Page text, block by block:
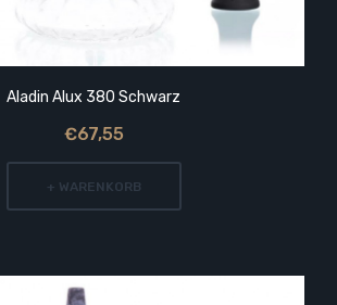
Aladin Alux 380 Schwarz
€67,55
+ WARENKORB